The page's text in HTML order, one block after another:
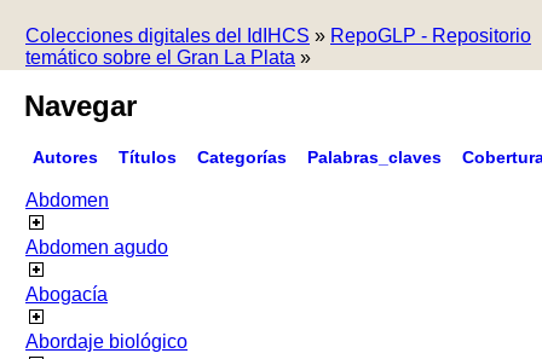
Colecciones digitales del IdIHCS » RepoGLP - Repositorio
temático sobre el Gran La Plata »
Navegar
Autores Títulos Categorías Palabras_claves
Abdomen
Abdomen agudo
Abogacía
Abordaje biológico